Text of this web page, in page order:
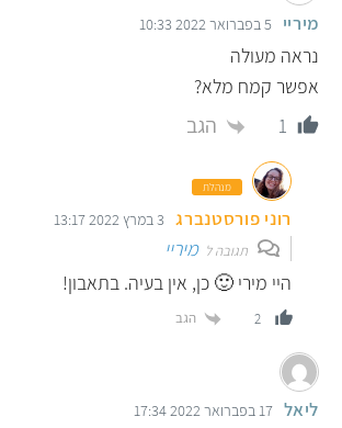
מיריי 5 בפברואר 2022 10:33
נראה מעולה
אפשר קמח מלא?
1
הגב
מנהלת
רוני פורסטנברג 3 במרץ 2022 13:17
תגובה למיריי
היי מירי 🙂 כן, אין בעיה. בתאבון!
2 הגב
ליאל 17 בפברואר 2022 17:34